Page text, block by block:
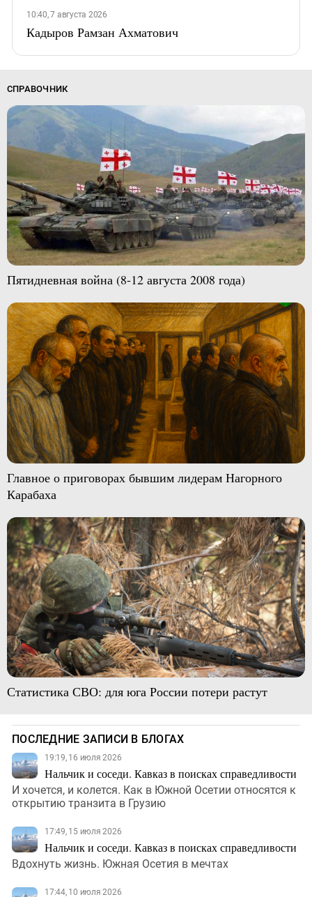
10:40, 7 августа 2026
Кадыров Рамзан Ахматович
СПРАВОЧНИК
Пятидневная война (8-12 августа 2008 года)
Главное о приговорах бывшим лидерам Нагорного
Карабаха
Статистика СВО: для юга России потери растут
ПОСЛЕДНИЕ ЗАПИСИ В БЛОГАХ
19:19, 16 июля 2026
Нальчик и соседи. Кавказ в поисках справедливости
И хочется, и колется. Как в Южной Осетии относятся к
открытию транзита в Грузию
17:49, 15 июля 2026
Нальчик и соседи. Кавказ в поисках справедливости
Вдохнуть жизнь. Южная Осетия в мечтах
17:44, 10 июля 2026